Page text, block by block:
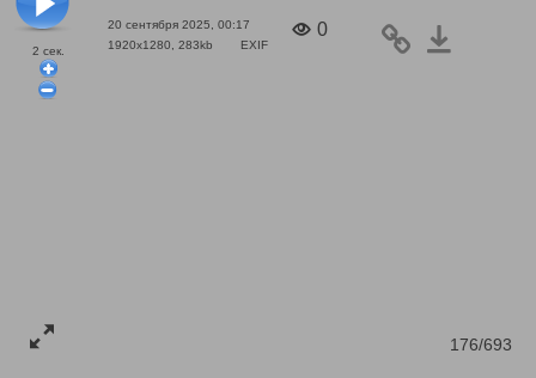
2 сек.
20 сентября 2025, 00:17
1920x1280, 283kb
EXIF
0
176/693